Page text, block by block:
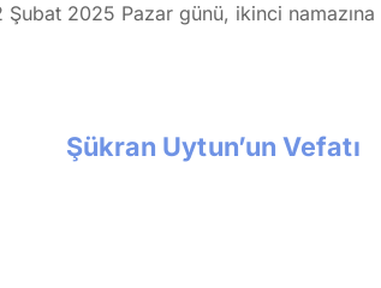
2025 Pazar günü, ikinci namazına
Şükran Uytun’un Vefatı